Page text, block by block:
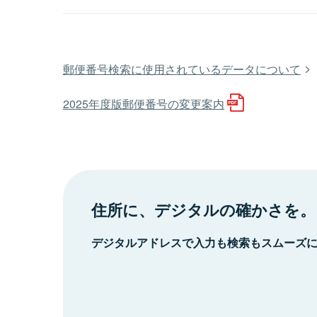
郵便番号検索に使用されているデータについて
2025年度版郵便番号の変更案内
住所に、デジタルの確かさを。
デジタルアドレスで入力も検索もスムーズ